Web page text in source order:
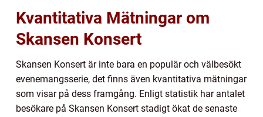
Kvantitativa Mätningar om
Skansen Konsert
Skansen Konsert är inte bara en populär och välbesökt
evenemangsserie, det finns även kvantitativa mätningar
som visar på dess framgång. Enligt statistik har antalet
besökare på Skansen Konsert stadigt ökat de senaste